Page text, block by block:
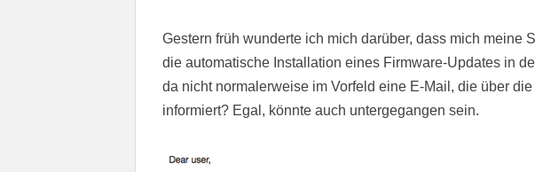
Gestern früh wunderte ich mich darüber, dass mich meine
die automatische Installation eines Firmware-Updates in
da nicht normalerweise im Vorfeld eine E-Mail, die über
informiert? Egal, könnte auch untergegangen sein.